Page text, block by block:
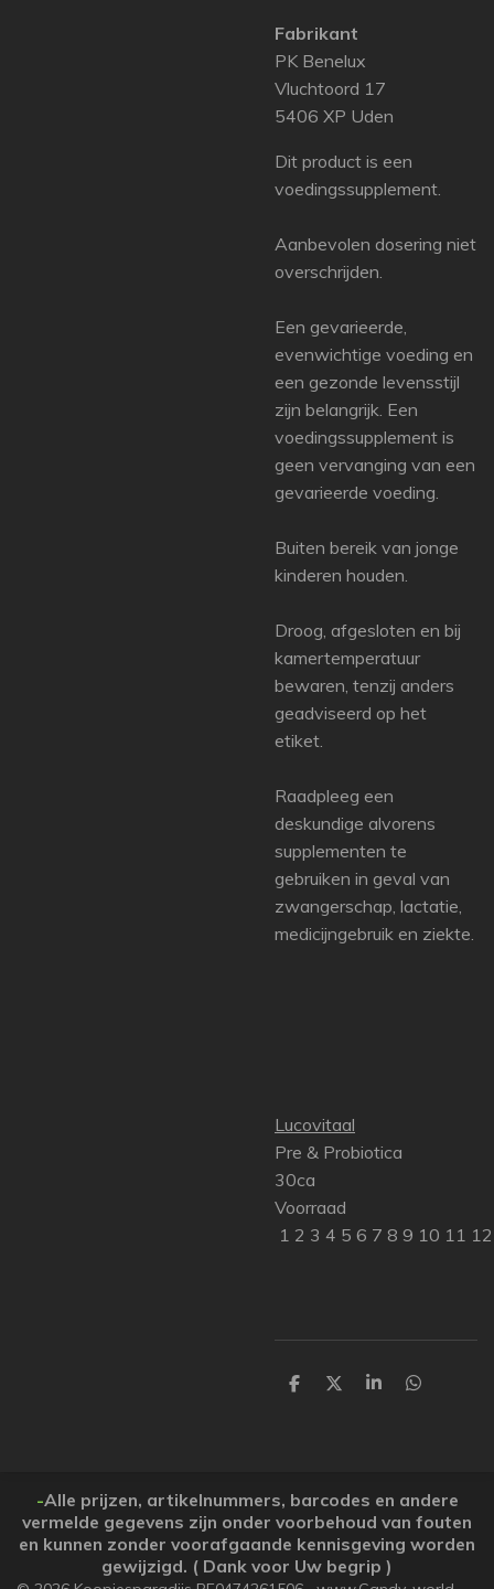
Fabrikant
PK Benelux
Vluchtoord 17
5406 XP Uden
Dit product is een
voedingssupplement.
Aanbevolen dosering niet
overschrijden.
Een gevarieerde,
evenwichtige voeding en
een gezonde levensstijl
zijn belangrijk. Een
voedingssupplement is
geen vervanging van een
gevarieerde voeding.
Buiten bereik van jonge
kinderen houden.
Droog, afgesloten en bij
kamertemperatuur
bewaren, tenzij anders
geadviseerd op het
etiket.
Raadpleeg een
deskundige alvorens
supplementen te
gebruiken in geval van
zwangerschap, lactatie,
medicijngebruik en ziekte.
Lucovitaal
Pre & Probiotica
30ca
Voorraad
1 2 3 4 5 6 7 8 9 10 11
P
e
P
e
r
P
e
r
P
e
-Alle prijzen, artikelnummers, barcodes en andere
vermelde gegevens zijn onder voorbehoud van fouten
en kunnen zonder voorafgaande kennisgeving worden
gewijzigd. ( Dank voor Uw begrip )